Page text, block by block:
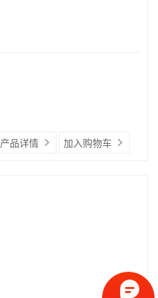
产品详情 加入购物车